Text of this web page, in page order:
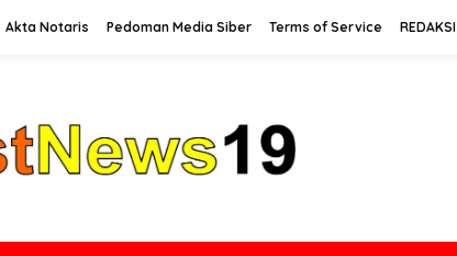
Akta Notaris Pedoman Media Siber Terms of Service REDAKSI